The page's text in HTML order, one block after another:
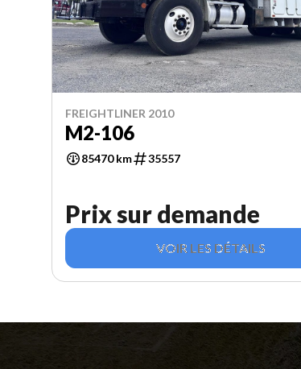
FREIGHTLINER 2010
M2-106
85470 km 35557
Prix sur demande
VOIR LES DÉTAILS